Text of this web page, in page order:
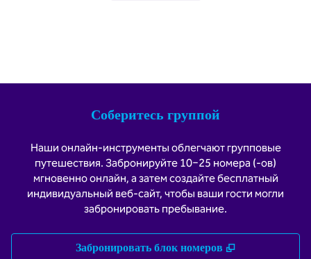
Соберитесь группой
Наши онлайн-инструменты облегчают групповые
путешествия. Забронируйте 10−25 номера (-ов)
мгновенно онлайн, а затем создайте бесплатный
индивидуальный веб-сайт, чтобы ваши гости могли
забронировать пребывание.
Забронировать блок номеров ,